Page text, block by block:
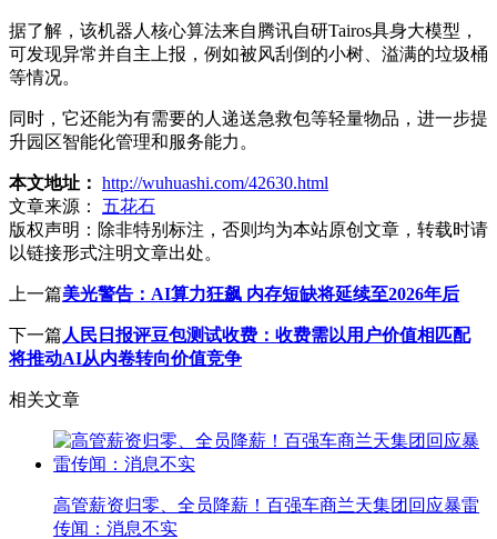
据了解，该机器人核心算法来自腾讯自研Tairos具身大模型，
可发现异常并自主上报，例如被风刮倒的小树、溢满的垃圾桶
等情况。
同时，它还能为有需要的人递送急救包等轻量物品，进一步提
升园区智能化管理和服务能力。
本文地址： http://wuhuashi.com/42630.html
文章来源：
五花石
版权声明： 除非特别标注，否则均为本站原创文章，转载时请
以链接形式注明文章出处。
上一篇美光警告：AI算力狂飙 内存短缺将延续至2026年后
下一篇 人民日报评豆包测试收费：收费需以用户价值相匹配
将推动AI从内卷转向价值竞争
相关文章
高管薪资归零、全员降薪！百强车商兰天集团回应暴雷
传闻：消息不实